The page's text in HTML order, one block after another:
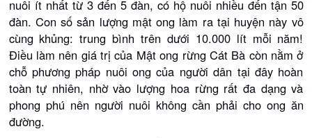
nuôi ít nhất từ 3 đến 5 đàn, có hộ nuôi nhiều đến tận 50
đàn. Con số sản lượng mật ong làm ra tại huyện này vô
cùng khủng: trung bình trên dưới 10.000 lít mỗi năm!
Điều làm nên giá trị của Mật ong rừng Cát Bà còn nằm ở
chỗ phương pháp nuôi ong của người dân tại đây hoàn
toàn tự nhiên, nhờ vào lượng hoa rừng rất đa dạng và
phong phú nên người nuôi không cần phải cho ong ăn
đường.